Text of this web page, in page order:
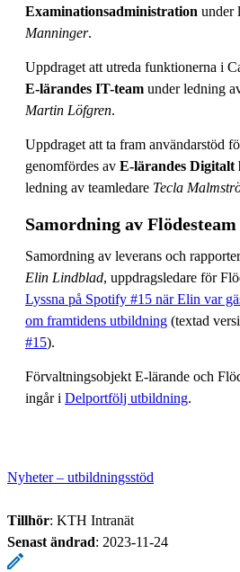
Examinationsadministration under
Manninger.
Uppdraget att utreda funktionerna i
E-lärandes IT-team under ledning
Martin Löfgren.
Uppdraget att ta fram användarstöd
genomfördes av E-lärandes Digitalt
ledning av teamledare Tecla
Samordning av
Samordning av leverans och
Elin Lindblad, uppdragsledare för
Lyssna på Spotify #15 när Elin var
om framtidens utbildning (textad
#15).
Förvaltningsobjekt E-lärande och
ingår i Delportfölj utbildning.
Nyheter – utbildningsstöd
Tillhör: KTH Intranät
Senast ändrad: 2023-11-24